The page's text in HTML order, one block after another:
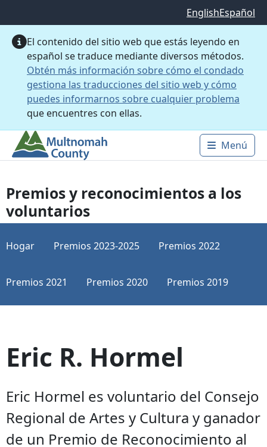
EnglishEspañol
El contenido del sitio web que estás leyendo en
español se traduce mediante diversos métodos.
Obtén más información sobre cómo el condado
gestiona las traducciones del sitio web y cómo
puedes informarnos sobre cualquier problema
que encuentres con ellas.
Main
Menú
Premios y reconocimientos a los
voluntarios
Hogar Premios 2023-2025 Premios 2022
Premios 2021 Premios 2020 Premios 2019
Eric R. Hormel
Eric Hormel es voluntario del Consejo
Regional de Artes y Cultura y ganador
de un Premio de Reconocimiento al